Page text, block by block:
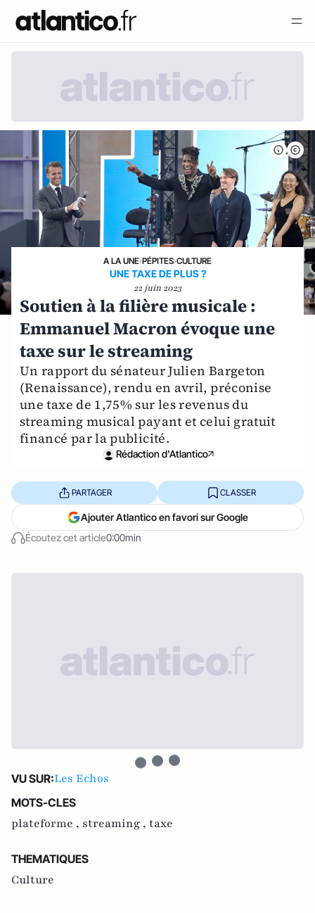
A LA UNE›PÉPITES›CULTURE
UNE TAXE DE PLUS ?
22 juin 2023
Soutien à la filière musicale :
Emmanuel Macron évoque une
taxe sur le streaming
Un rapport du sénateur Julien Bargeton
(Renaissance), rendu en avril, préconise
une taxe de 1,75% sur les revenus du
streaming musical payant et celui gratuit
financé par la publicité.
Rédaction d'Atlantico
Écoutez cet article0:00min
PARTAGER CLASSER
Ajouter Atlantico en favori sur Google
VU SUR:Les Echos
MOTS-CLES
plateforme , streaming , taxe
THEMATIQUES
Culture